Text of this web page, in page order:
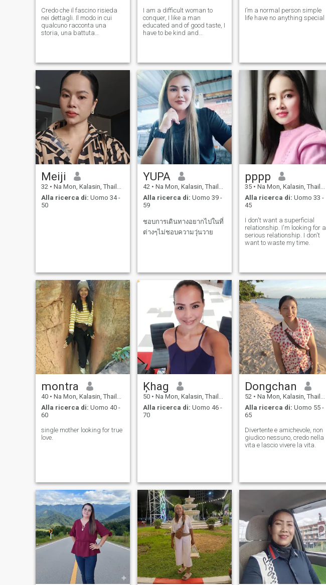
Credo che il fascino risieda
nei dettagli. Il modo in cui
qualcuno racconta una
storia, una battuta
anni che improvvisamente
suona al momento Sono
attento, calmo, e forse un po'
sentimentale su cose che
altre persone potrebbero non
notare. Allo stesso tempo, ho
un lato pratico e un'opinione
sorprendentemente forte su
come dovrebbe essere
impacchettata una valigia.
Mi piace la mia compagnia,
ma so anche quanto sia
speciale incontrare qualcuno
la cui presenza aggiunge
giornata. Sono qui perche' la
curiosita' ha vinto. Di solito e'
cosi' che accade. E ora mi
chiedo chi sara' cosi' curioso
da scrivermi.
I am a difficult woman to
conquer, I like a man
educated and of good taste, I
have to be kind and
other half . I hope you are
captivated by me and want
to meet me.
I’m a normal person simple
life have no anything special
Meiji
32 • Na Mon, Kalasin, Thailandia
Alla ricerca di: Uomo 34 -
50
YUPA
42 • Na Mon, Kalasin, Thailandia
Alla ricerca di: Uomo 39 -
59
ชอบการเดินทางอยากไปในที่
ต่างๆไม่ชอบความวุ่นวาย
pppp
35 • Na Mon, Kalasin, Thailandia
Alla ricerca di: Uomo 33 -
45
I don't want a superficial
relationship. I'm looking for a
serious relationship. I don't
want to waste my time.
montra
40 • Na Mon, Kalasin, Thailandia
Alla ricerca di: Uomo 40 -
60
single mother looking for true
love.
Ķhag
50 • Na Mon, Kalasin, Thailandia
Alla ricerca di: Uomo 46 -
70
Dongchan
52 • Na Mon, Kalasin, Thailandia
Alla ricerca di: Uomo 55 -
65
Divertente e amichevole, non
giudico nessuno, credo nella
vita e lascio vivere la vita.